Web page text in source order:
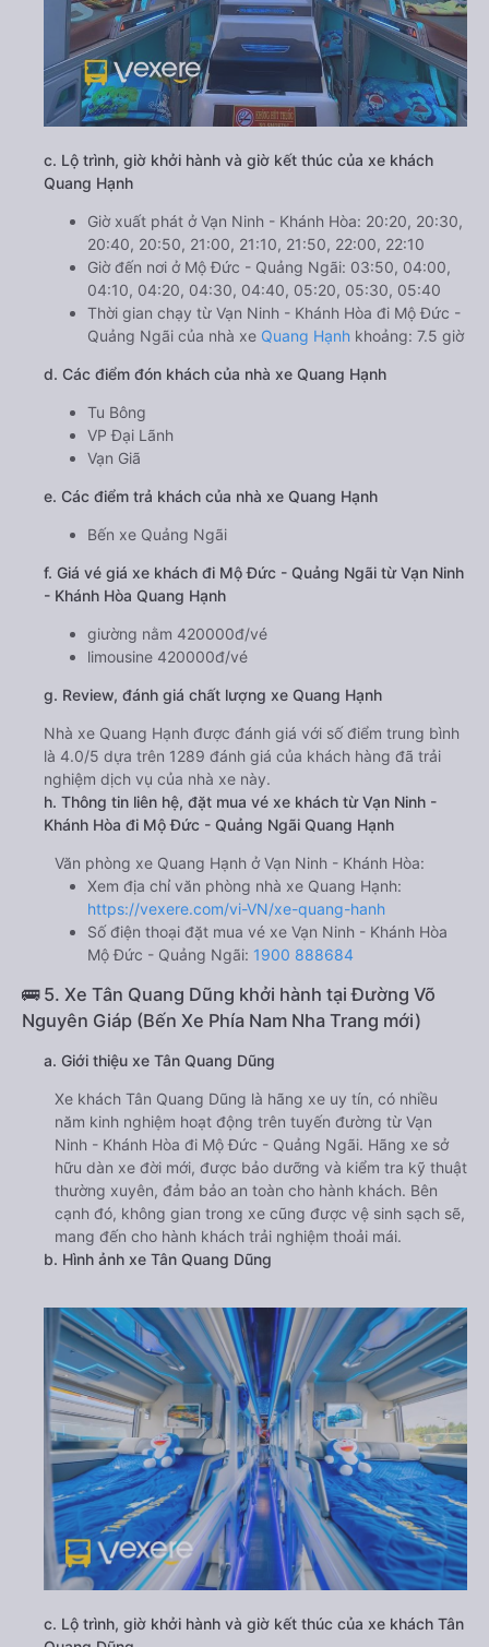
c. Lộ trình, giờ khởi hành và giờ kết thúc của xe khách
Quang Hạnh
Giờ xuất phát ở Vạn Ninh - Khánh Hòa: 20:20, 20:30,
20:40, 20:50, 21:00, 21:10, 21:50, 22:00, 22:10
Giờ đến nơi ở Mộ Đức - Quảng Ngãi: 03:50, 04:00,
04:10, 04:20, 04:30, 04:40, 05:20, 05:30, 05:40
Thời gian chạy từ Vạn Ninh - Khánh Hòa đi Mộ Đức -
Quảng Ngãi của nhà xe Quang Hạnh khoảng: 7.5 giờ
d. Các điểm đón khách của nhà xe Quang Hạnh
Tu Bông
VP Đại Lãnh
Vạn Giã
e. Các điểm trả khách của nhà xe Quang Hạnh
Bến xe Quảng Ngãi
f. Giá vé giá xe khách đi Mộ Đức - Quảng Ngãi từ Vạn Ninh
- Khánh Hòa Quang Hạnh
giường nằm 420000đ/vé
limousine 420000đ/vé
g. Review, đánh giá chất lượng xe Quang Hạnh
Nhà xe Quang Hạnh được đánh giá với số điểm trung bình
là 4.0/5 dựa trên 1289 đánh giá của khách hàng đã trải
nghiệm dịch vụ của nhà xe này.
h. Thông tin liên hệ, đặt mua vé xe khách từ Vạn Ninh -
Khánh Hòa đi Mộ Đức - Quảng Ngãi Quang Hạnh
Văn phòng xe Quang Hạnh ở Vạn Ninh - Khánh Hòa:
Xem địa chỉ văn phòng nhà xe Quang Hạnh:
https://vexere.com/vi-VN/xe-quang-hanh
Số điện thoại đặt mua vé xe Vạn Ninh - Khánh Hòa
Mộ Đức - Quảng Ngãi: 1900 888684
🚌 5. Xe Tân Quang Dũng khởi hành tại Đường Võ
Nguyên Giáp (Bến Xe Phía Nam Nha Trang mới)
a. Giới thiệu xe Tân Quang Dũng
Xe khách Tân Quang Dũng là hãng xe uy tín, có nhiều
năm kinh nghiệm hoạt động trên tuyến đường từ Vạn
Ninh - Khánh Hòa đi Mộ Đức - Quảng Ngãi. Hãng xe sở
hữu dàn xe đời mới, được bảo dưỡng và kiểm tra kỹ thuật
thường xuyên, đảm bảo an toàn cho hành khách. Bên
cạnh đó, không gian trong xe cũng được vệ sinh sạch sẽ,
mang đến cho hành khách trải nghiệm thoải mái.
b. Hình ảnh xe Tân Quang Dũng
c. Lộ trình, giờ khởi hành và giờ kết thúc của xe khách Tân